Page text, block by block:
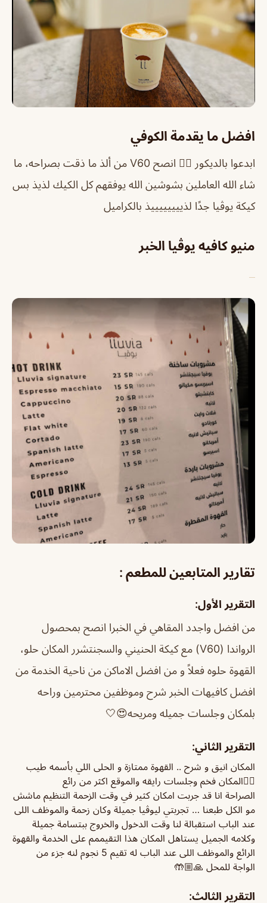
افضل ما يقدمة الكوفي
ابدعوا بالديكور 👍🏻 انصح V60 من ألذ ما ذقت بصراحه، ما
شاء الله العاملين بشوشين الله يوفقهمكل الكيك لذيذ بس
كيكة يوڤيا جدًا لذييييييييذ بالكراميل
منيو كافيه يوڤيا الخبر
تقارير المتابعين للمطعم :
التقرير الأول:
من افضل واجدد المقاهي في الخبرا انصح بمحصول
الرواندا (V60) مع كيكة الحنيني والسجنتشرر
المكان حلو،
القهوة حلوه فعلاً و من افضل الاماكن من ناحية الخدمة من
افضل كافيهات الخبر شرح وموظفين محترمين وراحه
بلمكان وجلسات جميله ومريحه😍🤍
التقرير الثاني:
المكان انيق و شرح .. القهوة ممتازة و الحلى اللي بأسمه طيب
👍🏼المكان فخم وجلسات رايقه والموقع اكثر من رائع
الصراحة انا قد جربت امكان كثير في وقت الزحمة التنظيم ماشش
مو الكل طبعنا … تجربتي ليوڤيا جميلة وكان زحمة والموظف اللى
عند الباب استقبالة لنا وقت الدخول والخروج ببتسامة جميلة
وكلامه الجميل يستاهل المكان هذا التقيممم على الخدمة والقهوة
الرائع والموظف اللى عند الباب له تقيم 5 نجوم لنه جزء من
الواجة للمحل 🙏🏼🤲
التقرير الثالث: